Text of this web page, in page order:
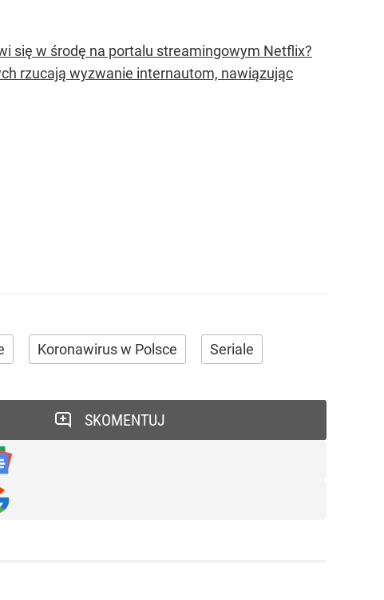
się w środę na portalu streamingowym Netflix?
rzucają wyzwanie internautom, nawiązując
Koronawirus w Polsce Seriale
SKOMENTUJ